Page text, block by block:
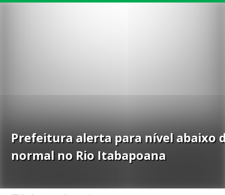
Prefeitura alerta para nível abaixo
normal no Rio Itabapoana